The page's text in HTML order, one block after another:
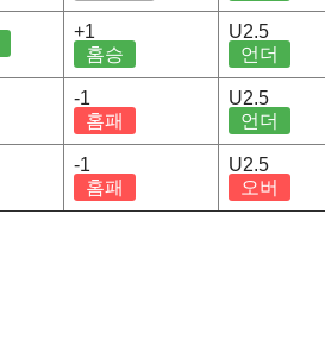
+1
홈승
U2.5
언더
-1
홈패
U2.5
언더
-1
홈패
U2.5
오버